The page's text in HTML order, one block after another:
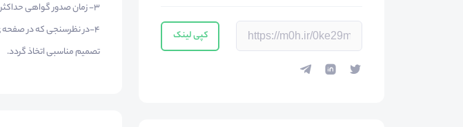
کپی لینک
3- زمان صدور گواهی حداکثر 10 روز کاری بعد از برگزاری وبینار می باشد
4-در نظرسنجی که در صفحه ی
تصمیم مناسبی اتخاذ گردد.